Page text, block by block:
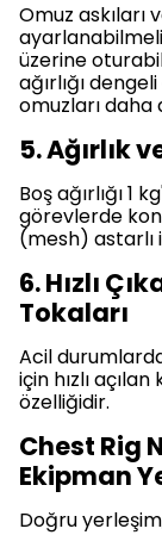
Omuz askıları
üzerine
ağırlığı
omuzları daha
5. Ağırlık
Boş ağırlığı 1
görevlerde
(mesh) astarlı
6. Hızlı
Tokaları
Acil
için hızlı
özelliğidir.
Chest Rig
Ekipman
Doğru